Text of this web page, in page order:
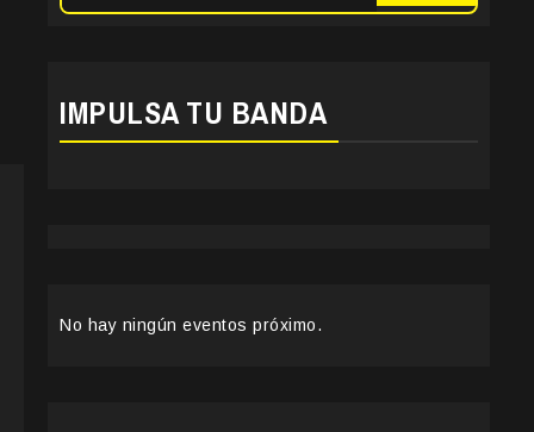
IMPULSA TU BANDA
No hay ningún eventos próximo.